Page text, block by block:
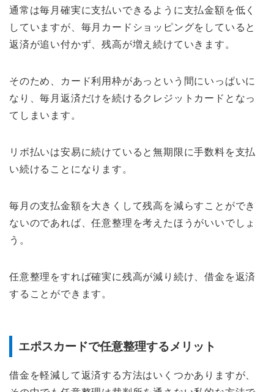
通常は毎月確実に支払いできるように支払金額を低く
していますが、毎月カードショッピングをしていると
返済が追い付かず、残高が増え続けていきます。
そのため、カード利用枠があっという間にいっぱいに
なり、毎月返済だけを続けるクレジットカードとなっ
てしまいます。
リボ払いは安易に続けていると無期限に手数料を支払
い続けることになります。
毎月の支払金額を大きくして残高を減らすことができ
ないのであれば、任意整理を考えたほうがいいでしょ
う。
任意整理をすれば確実に残高が減り続け、借金を返済
することができます。
エポスカードで任意整理するメリット
借金を軽減して返済する方法はいくつかありますが、